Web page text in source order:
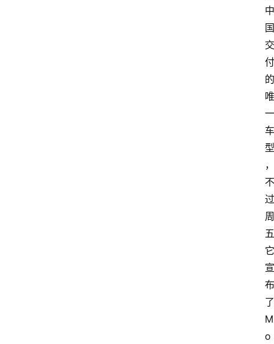
中
国
交
付
的
唯
一
车
型
，
不
过
周
五
它
宣
布
了
M
o